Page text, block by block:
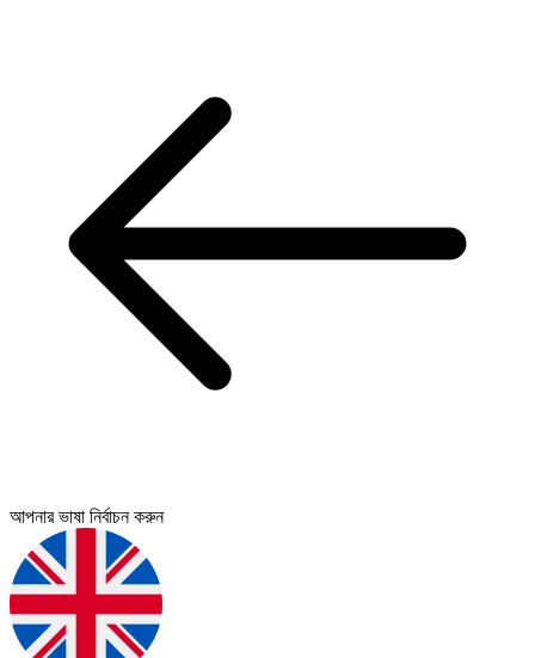
আপনার ভাষা নির্বাচন করুন